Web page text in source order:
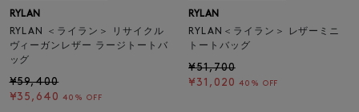
RYLAN
RYLAN ＜ライラン＞ リサイクル
ヴィーガンレザー ラージトートバ
ッグ
¥59,400
¥35,640 40% OFF
RYLAN
RYLAN＜ライラン＞ レザーミニ
トートバッグ
¥51,700
¥31,020 40% OFF